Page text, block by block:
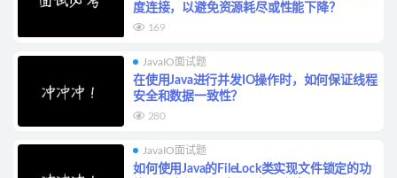
度连接，以避免资源耗尽或性能下降？
169
JavaIO面试题
在使用Java进行并发IO操作时，如何保证线程
安全和数据一致性？
280
JavaIO面试题
如何使用Java的FileLock类实现文件锁定的功